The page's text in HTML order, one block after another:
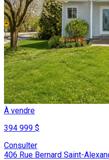
À vendre
394 999 $
Consulter
406 Rue Bernard Saint-